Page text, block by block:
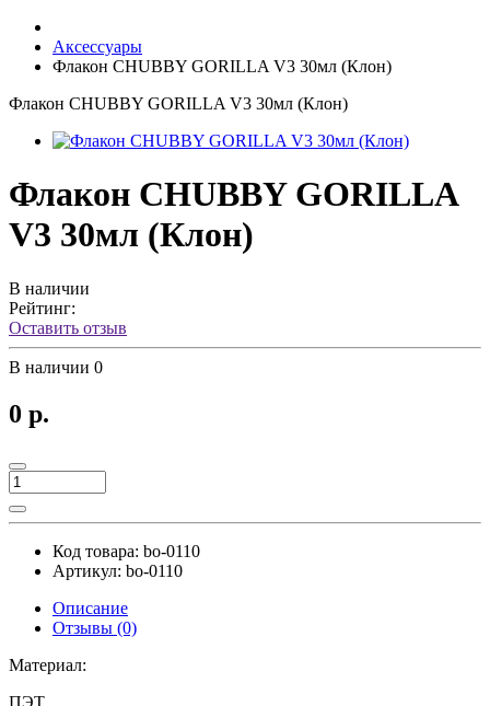
Аксессуары
Флакон CHUBBY GORILLA V3 30мл (Клон)
Флакон CHUBBY GORILLA V3 30мл (Клон)
Флакон CHUBBY GORILLA
V3 30мл (Клон)
В наличии
Рейтинг:
Оставить отзыв
В наличии 0
0 р.
Код товара: bo-0110
Артикул: bo-0110
Описание
Отзывы (0)
Материал:
ПЭТ